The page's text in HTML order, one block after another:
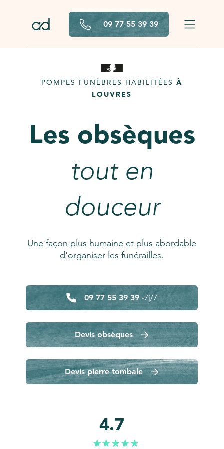
09 77 55 39 39
POMPES FUNÈBRES HABILITÉES À
LOUVRES
Les obsèques
tout en
douceur
Une façon plus humaine et plus abordable
d'organiser les funérailles.
09 77 55 39 39 -7j/7
Devis obsèques
Devis pierre tombale
4.7